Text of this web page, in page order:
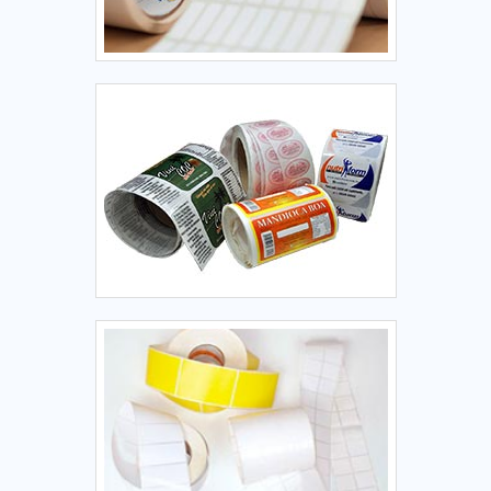
empresa responsável, encontra na internet a Berteck
Máquinas Industriais. Com grande expressão de mercado
quando o assunto é laminadoras e rebobinadores, a
empresa oferece sempre a melhor opção para o cliente
rótulos bula, na essência da empresa, a mesma deve prezar
pelos produtos e serviços com ótima qualidade e precisão,
características simples, mas que mostram o
comprometimento da empresa com seus clientes.Existem
muitas formas diferentes de demonstrar conhecimento e
autoridade em uma área de atuação. Boas razões pelas
quais a Berteck Máquinas Industriais é referência quando o
experiência na área de atuação; Trabalhadores de alta
qualidade; Escritório de alta qualidade onde são realizadas
as atividades; Software de desenvolvimento de projetos em
3d; Equipamentos de última geração. EFICIÊNCIA E
QUALIDADE COMPROVADAApenas na Berteck Máquinas
Industriais tem tudo que se precisa para máquina para
produção de rótulos bula. A empresa oferece opções como